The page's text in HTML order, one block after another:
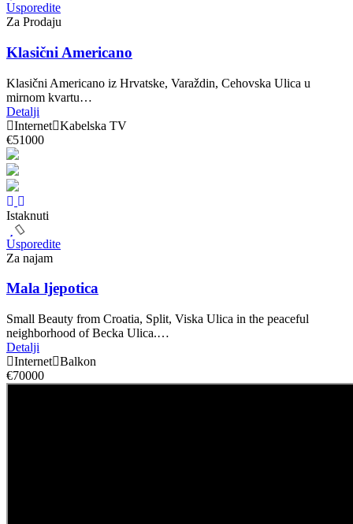
Usporedite
Za Prodaju
Klasični Americano
Klasični Americano iz Hrvatske, Varaždin, Cehovska Ulica u
mirnom kvartu…
Detalji
Internet Kabelska TV
€51000
Istaknuti
Usporedite
Za najam
Mala ljepotica
Small Beauty from Croatia, Split, Viska Ulica in the peaceful
neighborhood of Becka Ulica.…
Detalji
Internet Balkon
€70000